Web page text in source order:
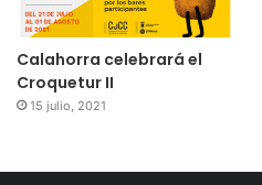
Calahorra celebrará el
Croquetur II
15 julio, 2021